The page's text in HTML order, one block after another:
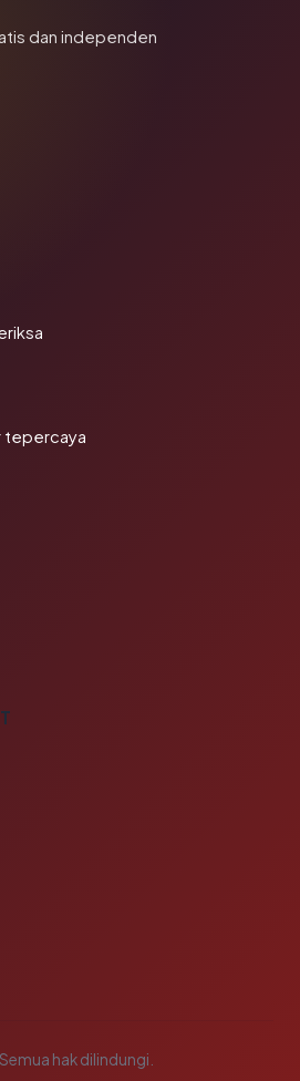
dan independen
tepercaya
hak dilindungi.